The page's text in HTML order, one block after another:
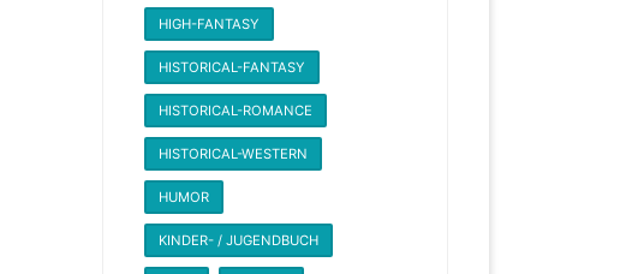
HIGH-FANTASY
HISTORICAL-FANTASY
HISTORICAL-ROMANCE
HISTORICAL-WESTERN
HUMOR
KINDER- / JUGENDBUCH